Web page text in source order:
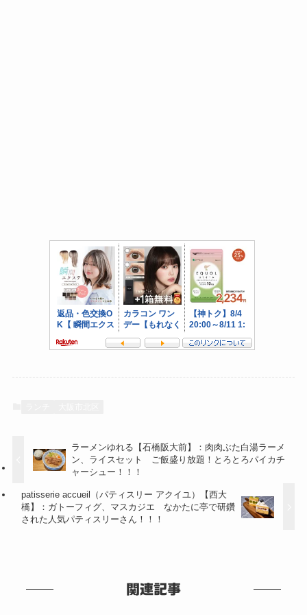
ラーメンゆれる【石橋阪大前】：肉肉ぶた白湯ラーメ
ン、ライスセット ご飯盛り放題！とろとろパイカチ
ャーシュー！！！
patisserie accueil（パティスリー アクイユ）【西大
橋】：ガトーフィグ、マスカジエ なかたに亭で研鑽
された人気パティスリーさん！！！
関連記事